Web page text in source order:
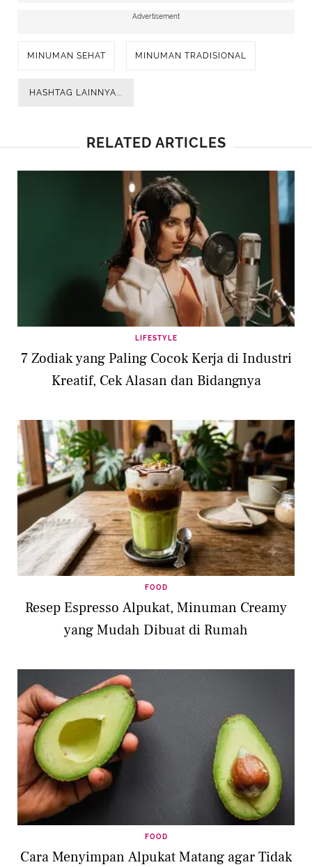
Advertisement
MINUMAN SEHAT MINUMAN TRADISIONAL
HASHTAG LAINNYA...
RELATED ARTICLES
LIFESTYLE
7 Zodiak yang Paling Cocok Kerja di Industri
Kreatif, Cek Alasan dan Bidangnya
FOOD
Resep Espresso Alpukat, Minuman Creamy
yang Mudah Dibuat di Rumah
FOOD
Cara Menyimpan Alpukat Matang agar Tidak